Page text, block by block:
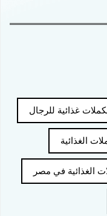
غذائية للرجال
الغذائية
الغذائية في مصر